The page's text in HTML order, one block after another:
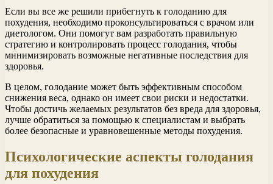
Если вы все же решили прибегнуть к голоданию для
похудения, необходимо проконсультироваться с врачом или
диетологом. Они помогут вам разработать правильную
стратегию и контролировать процесс голодания, чтобы
минимизировать возможные негативные последствия для
здоровья.
В целом, голодание может быть эффективным способом
снижения веса, однако он имеет свои риски и недостатки.
Чтобы достичь желаемых результатов без вреда для здоровья,
лучше обратиться за помощью к специалистам и выбрать
более безопасные и уравновешенные методы похудения.
Психологические аспекты голодания
для похудения